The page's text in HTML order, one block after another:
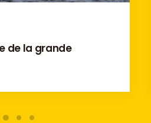
de la grande